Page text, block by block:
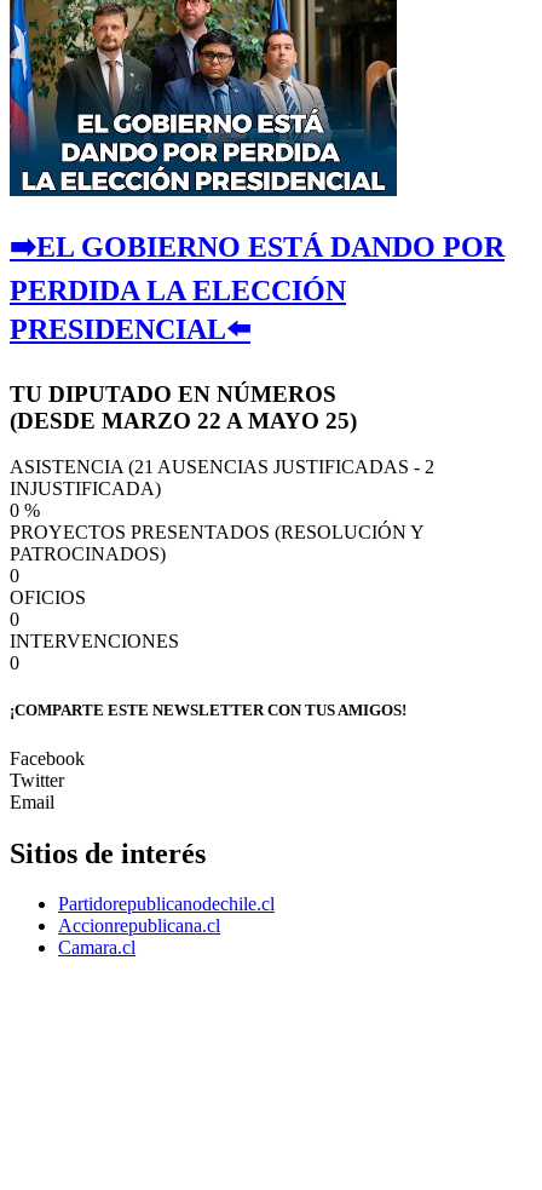
➡️EL GOBIERNO ESTÁ DANDO POR
PERDIDA LA ELECCIÓN
PRESIDENCIAL⬅️
TU DIPUTADO EN NÚMEROS
(DESDE MARZO 22 A MAYO 25)
ASISTENCIA (21 AUSENCIAS JUSTIFICADAS - 2
INJUSTIFICADA)
0 %
PROYECTOS PRESENTADOS (RESOLUCIÓN Y
PATROCINADOS)
0
OFICIOS
0
INTERVENCIONES
0
¡COMPARTE ESTE NEWSLETTER CON TUS AMIGOS!
Facebook
Twitter
Email
Sitios de interés
Partidorepublicanodechile.cl
Accionrepublicana.cl
Camara.cl